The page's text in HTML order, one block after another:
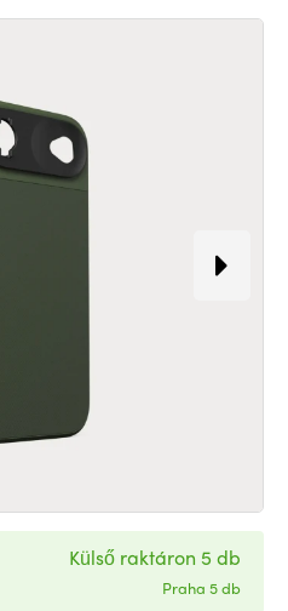
Külső raktáron 5 db
Praha 5 db